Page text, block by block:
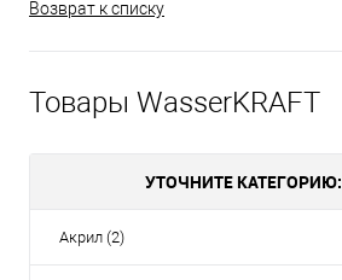
Возврат к списку
Товары WasserKRAFT
УТОЧНИТЕ КАТЕГОРИЮ:
Акрил (2)